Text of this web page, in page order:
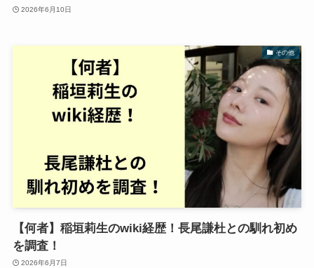
2026年6月10日
その他
【何者】稲垣莉生のwiki経歴！長尾謙杜との馴れ初め
を調査！
2026年6月7日